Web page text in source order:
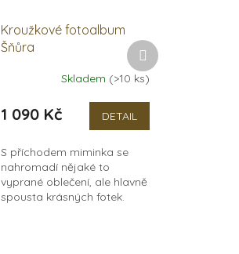
Kroužkové fotoalbum
Šňůra
produktu
z
5
hvězdiček.
Skladem (>10 ks)
1 090 Kč DETAIL
S příchodem miminka se
nahromadí nějaké to
vyprané oblečení, ale hlavně
spousta krásných fotek.
Další
produkt